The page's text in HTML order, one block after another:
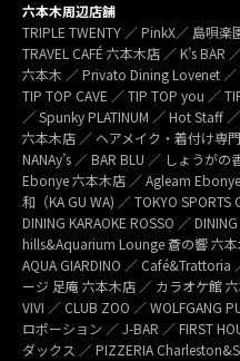
六本木周辺店舗
TRIPLE TWENTY ／ PinkX／ 島唄
TRAVEL CAFÉ 六本木店 ／ K’s
六本木 ／ Privato Dining Lovenet ／
TIP TOP CAVE ／ TIP TOP you ／
／ Spunky PLATINUM ／ Hot Staff
六本木店 ／ ヘアメイク・着付け専
NANAy’s ／ BAR BLU ／ しょうが
Ebonye 六本木店 ／ Agleam
和（KA GU WA) ／ TOKYO SPORTS
DINING KARAOKE ROSSO ／
hills&Aquarium Lounge 蒼の響 六
AQUA GIARDINO ／
ージ 足庵 六本木店 ／ カラオケ館
VIVI ／ CLUB ZOO ／ WOLFGANG
ロポーション ／ J-BAR ／ FIRST
ダックス ／ PIZZERIA